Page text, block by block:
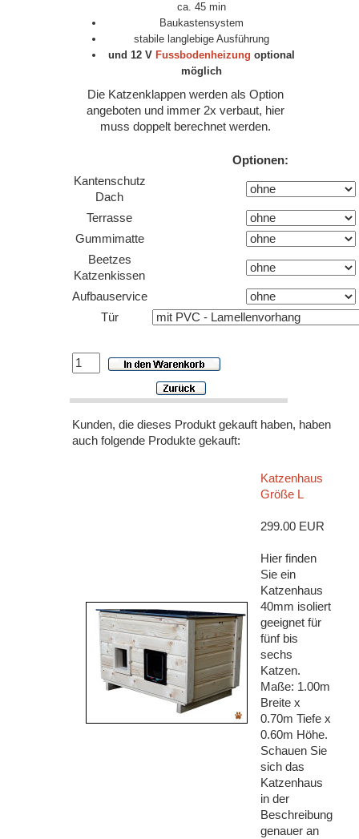
ca. 45 min
Baukastensystem
stabile langlebige Ausführung
und 12 V Fussbodenheizung optional
möglich
Die Katzenklappen werden als Option
angeboten und immer 2x verbaut, hier
muss doppelt berechnet werden.
Optionen:
Kantenschutz
Dach
Terrasse
Gummimatte
Beetzes
Katzenkissen
Aufbauservice
Tür
Kunden, die dieses Produkt gekauft haben, haben
auch folgende Produkte gekauft:
Katzenhaus
Größe L
299.00 EUR
Hier finden
Sie ein
Katzenhaus
40mm isoliert
geeignet für
fünf bis
sechs
Katzen.
Maße: 1.00m
Breite x
0.70m Tiefe x
0.60m Höhe.
Schauen Sie
sich das
Katzenhaus
in der
Beschreibung
genauer an